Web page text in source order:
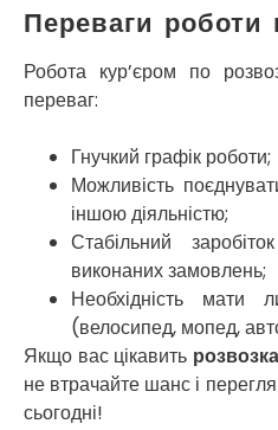
Переваги роботи
Робота кур’єром по
переваг:
Гнучкий графік роботи;
Можливість
іншою діяльністю;
Стабільний
виконаних замовлень;
Необхідність мати
(велосипед, мопед,
Якщо вас цікавить
не втрачайте шанс і
сьогодні!
Острог
Павлоград
Переяслав
Первомайськ
Петриків
Петропавлівська
Підгородне
Погреби
Покров
Полтава
Прилуки
Путивль
П’ятихатки
Роздільна